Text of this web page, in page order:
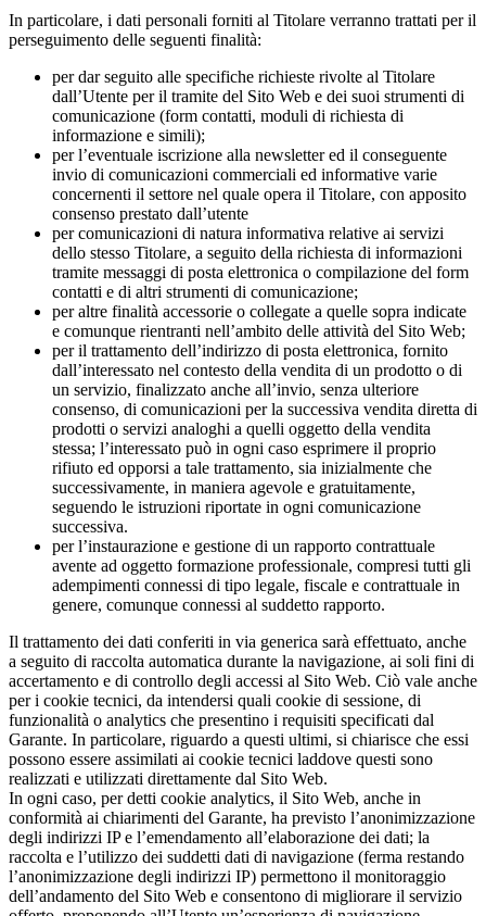
In particolare, i dati personali forniti al Titolare verranno trattati per il
perseguimento delle seguenti finalità:
per dar seguito alle specifiche richieste rivolte al Titolare
dall’Utente per il tramite del Sito Web e dei suoi strumenti di
comunicazione (form contatti, moduli di richiesta di
informazione e simili);
per l’eventuale iscrizione alla newsletter ed il conseguente
invio di comunicazioni commerciali ed informative varie
concernenti il settore nel quale opera il Titolare, con apposito
consenso prestato dall’utente
per comunicazioni di natura informativa relative ai servizi
dello stesso Titolare, a seguito della richiesta di informazioni
tramite messaggi di posta elettronica o compilazione del form
contatti e di altri strumenti di comunicazione;
per altre finalità accessorie o collegate a quelle sopra indicate
e comunque rientranti nell’ambito delle attività del Sito Web;
per il trattamento dell’indirizzo di posta elettronica, fornito
dall’interessato nel contesto della vendita di un prodotto o di
un servizio, finalizzato anche all’invio, senza ulteriore
consenso, di comunicazioni per la successiva vendita diretta di
prodotti o servizi analoghi a quelli oggetto della vendita
stessa; l’interessato può in ogni caso esprimere il proprio
rifiuto ed opporsi a tale trattamento, sia inizialmente che
successivamente, in maniera agevole e gratuitamente,
seguendo le istruzioni riportate in ogni comunicazione
successiva.
per l’instaurazione e gestione di un rapporto contrattuale
avente ad oggetto formazione professionale, compresi tutti gli
adempimenti connessi di tipo legale, fiscale e contrattuale in
genere, comunque connessi al suddetto rapporto.
Il trattamento dei dati conferiti in via generica sarà effettuato, anche
a seguito di raccolta automatica durante la navigazione, ai soli fini di
accertamento e di controllo degli accessi al Sito Web. Ciò vale anche
per i cookie tecnici, da intendersi quali cookie di sessione, di
funzionalità o analytics che presentino i requisiti specificati dal
Garante. In particolare, riguardo a questi ultimi, si chiarisce che essi
possono essere assimilati ai cookie tecnici laddove questi sono
realizzati e utilizzati direttamente dal Sito Web.
In ogni caso, per detti cookie analytics, il Sito Web, anche in
conformità ai chiarimenti del Garante, ha previsto l’anonimizzazione
degli indirizzi IP e l’emendamento all’elaborazione dei dati; la
raccolta e l’utilizzo dei suddetti dati di navigazione (ferma restando
l’anonimizzazione degli indirizzi IP) permettono il monitoraggio
dell’andamento del Sito Web e consentono di migliorare il servizio